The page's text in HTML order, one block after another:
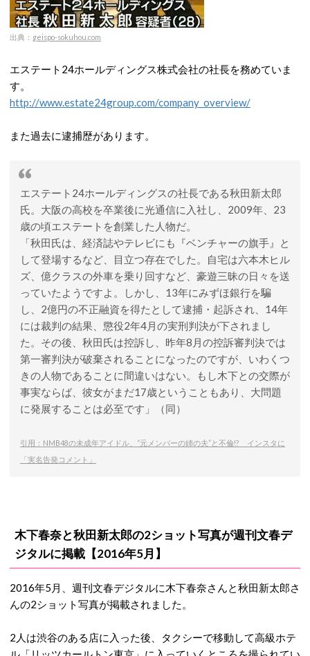
出典： geispo-sokuhou.com
エステート24ホールディングス株式会社の社長を務めていま
す。
http://www.estate24group.com/company_overview/
また過去に逮捕歴があります。
エステート24ホールディングスの社長である秋田新太郎
氏。大阪の高校を卒業後に光通信に入社し、2009年、23
歳の頃エステートを創業した人物だ。
「秋田氏は、経済誌やテレビにも『ベンチャーの旗手』と
して登場するなど、目立つ存在でした。自宅は六本木ヒル
ズ、億クラスの外車を乗り回すなど、豪遊三昧の日々を送
っていたようですよ。しかし、13年にみずほ銀行を騙
し、2億円の不正融資を得たとして逮捕・起訴され、14年
には裁判の結果、懲役2年4月の実刑判決が下されまし
た。その後、秋田氏は控訴し、昨年8月の控訴審判決では
第一審判決が破棄されることになったのですが、いわくつ
きの人物であることに間違いはない。もし木下との交際が
事実ならば、彼女がまだ17歳ということもあり、大問題
に発展することは必至です」（同）
引用：NMB48の未成年アイドル、“元メンバーの姉の夫”と不倫!? インスタに
「実名告発コメント」
木下春奈と秋田新太郎の2ショット写真が週刊文春デ
ジタルに掲載【2016年5月】
2016年5月、週刊文春デジタルに木下春奈さんと秋田新太郎さ
んの2ショット写真が掲載されました。
2人は渋谷のある店に入った後、タクシーで移動して高級ホテ